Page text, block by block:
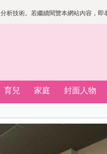
析技術。若繼續閱覽本網站內容，
育兒 家庭 封面人物